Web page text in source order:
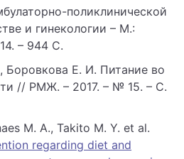
поликлинической
и гинекологии – М.:
– 944 C.
Е. И. Питание во
// РМЖ. – 2017. – № 15. – С.
M. A., Takito M. Y. et al.
regarding diet and